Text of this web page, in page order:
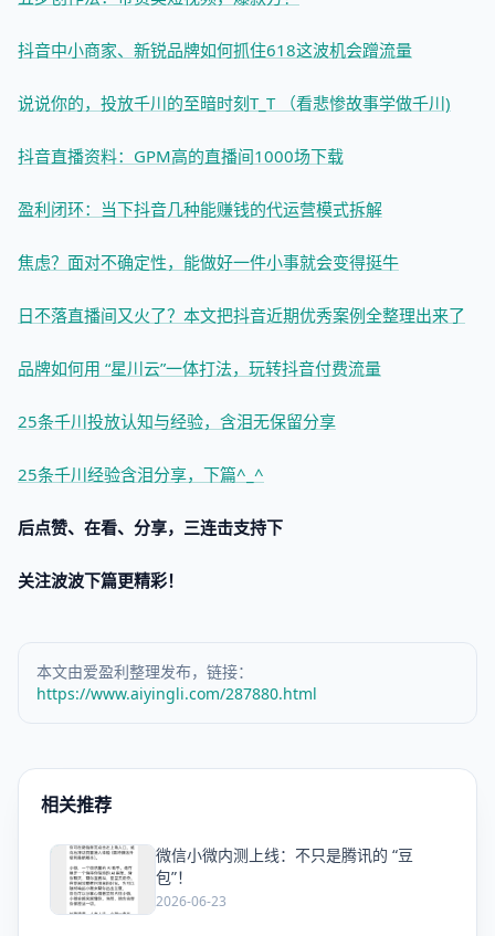
抖音中小商家、新锐品牌如何抓住618这波机会蹭流量
说说你的，投放千川的至暗时刻T_T （看悲惨故事学做千川)
抖音直播资料：GPM高的直播间1000场下载
盈利闭环：当下抖音几种能赚钱的代运营模式拆解
焦虑？面对不确定性，能做好一件小事就会变得挺牛
日不落直播间又火了？本文把抖音近期优秀案例全整理出来了
品牌如何用 “星川云”一体打法，玩转抖音付费流量
25条千川投放认知与经验，含泪无保留分享
25条千川经验含泪分享，下篇^_^
后点赞、在看、分享，三连击支持下
关注波波下篇更精彩！
本文由爱盈利整理发布，链接：
https://www.aiyingli.com/287880.html
相关推荐
爱
微信小微内测上线：不只是腾讯的 “豆
包”！
2026-06-23